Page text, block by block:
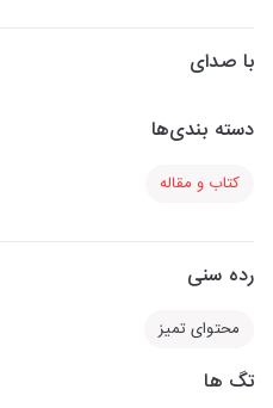
با صدای
دسته بندی‌ها
کتاب و مقاله
رده سنی
محتوای تمیز
تگ ها